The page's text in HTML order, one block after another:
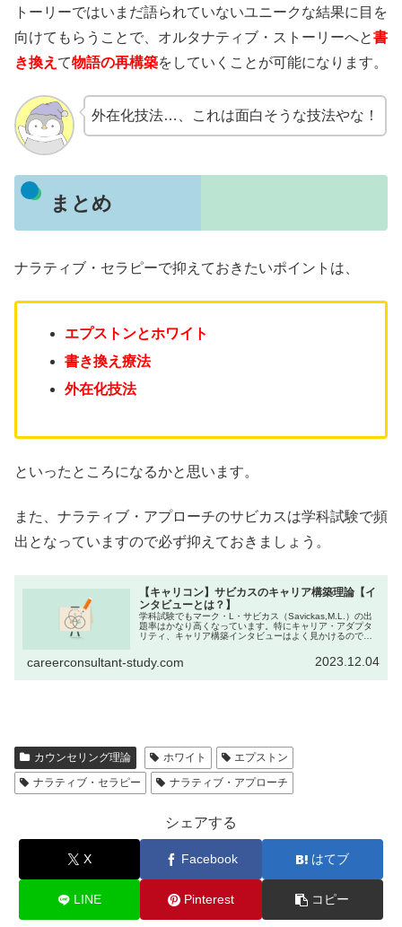
トーリーではいまだ語られていないユニークな結果に目を
向けてもらうことで、オルタナティブ・ストーリーへと書
き換え て物語の再構築をしていくことが可能になります。
外在化技法…、これは面白そうな技法やな！
まとめ
ナラティブ・セラピーで抑えておきたいポイントは、
エプストンとホワイト
書き換え療法
外在化技法
といったところになるかと思います。
また、ナラティブ・アプローチのサビカスは学科試験で頻
出となっていますので必ず抑えておきましょう。
【キャリコン】サビカスのキャリア構築理論【イ
ンタビューとは？】
学科試験でもマーク・L・サビカス（Savickas,M.L.）の出
題率はかなり高くなっています。特にキャリア・アダプタ
リティ、キャリア構築インタビューはよく見かけるので要
careerconsultant-study.com 2023.12.04
カウンセリング理論 ホワイト
エプストン
ナラティブ・セラピー
ナラティブ・アプローチ
シェアする
X Facebook はてブ
LINE Pinterest コピー